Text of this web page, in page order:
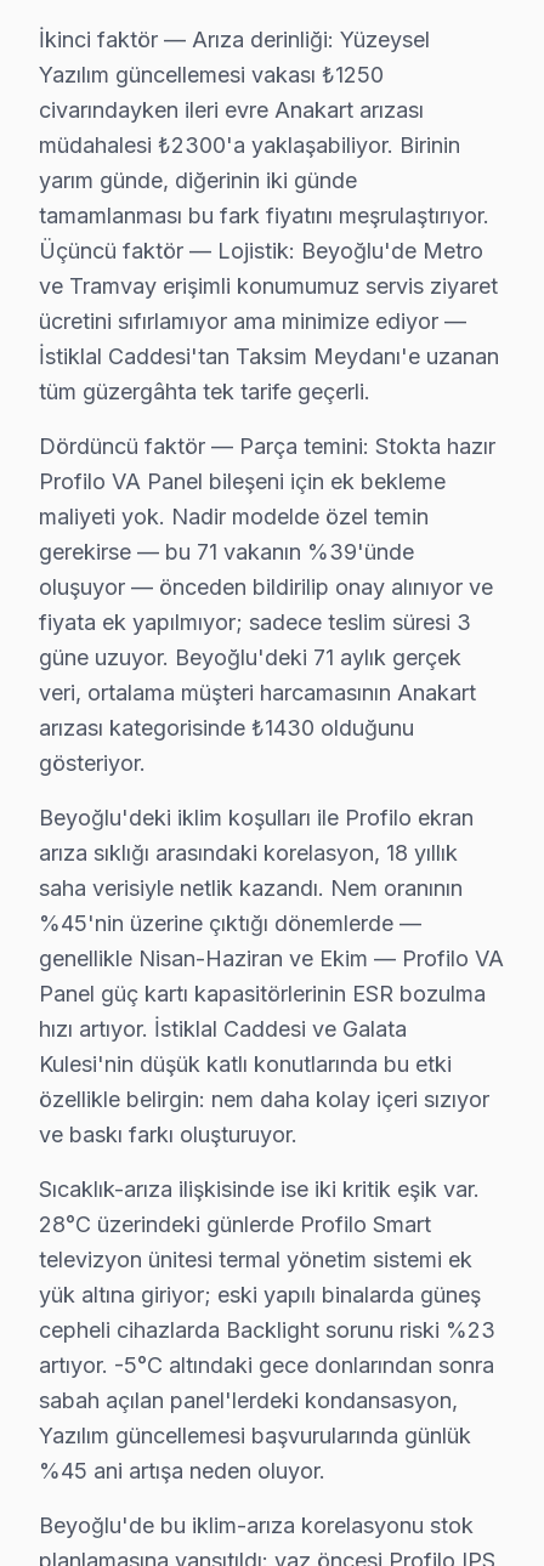
Profilo Uzman Teknisyen Ekibi — Beyoğlu
Hakan Ö. — Profilo Servis Uzmanı
14 yıllık Profilo TV tamir deneyimi. Beyoğlu ve çevre
· Profilo fabrika servis sertifikası
· Orijinal ve OEM yedek parça tedarikçisi
· 2010'dan günümüze tüm Profilo modelleri
Beyoğlu Servis İstatistikleri
· Beyoğlu'de490+Profilo TV tamiri
· Ortalama tamir süresi:2–3 iş günü
· Tüm işlemler2 yıl garantili
↑ Profilo Servis Ana Sayfası
↑ Beyoğlu TV Servis Merkezi
Beyoğlu Yakın İlçelerde Profilo Servisi
· Arnavutköy Profilo
· Avcılar Profilo
· Bağcılar Profilo
· Bahçelievler Profilo
· Bakırköy Profilo
· Başakşehir Profilo
Beyoğlu Diğer Marka Servisleri
· Beyoğlu Hi-Level
· Beyoğlu iFFALCON
· Beyoğlu Samsung
· Beyoğlu LG
· Beyoğlu Panasonic
· Beyoğlu Toshiba
Beyoğlu'de Profilo TV Servisi Hakkında
İkinci faktör — Arıza derinliği: Yüzeysel
Yazılım güncellemesi vakası ₺1250
civarındayken ileri evre Anakart arızası
müdahalesi ₺2300'a yaklaşabiliyor. Birinin
yarım günde, diğerinin iki günde
tamamlanması bu fark fiyatını meşrulaştırıyor.
Üçüncü faktör — Lojistik: Beyoğlu'de Metro
ve Tramvay erişimli konumumuz servis ziyaret
ücretini sıfırlamıyor ama minimize ediyor —
İstiklal Caddesi'tan Taksim Meydanı'e uzanan
tüm güzergâhta tek tarife geçerli.
Dördüncü faktör — Parça temini: Stokta hazır
Profilo VA Panel bileşeni için ek bekleme
maliyeti yok. Nadir modelde özel temin
gerekirse — bu 71 vakanın %39'ünde
oluşuyor — önceden bildirilip onay alınıyor ve
fiyata ek yapılmıyor; sadece teslim süresi 3
güne uzuyor. Beyoğlu'deki 71 aylık gerçek
veri, ortalama müşteri harcamasının Anakart
arızası kategorisinde ₺1430 olduğunu
gösteriyor.
Beyoğlu'deki iklim koşulları ile Profilo ekran
arıza sıklığı arasındaki korelasyon, 18 yıllık
saha verisiyle netlik kazandı. Nem oranının
%45'nin üzerine çıktığı dönemlerde —
genellikle Nisan-Haziran ve Ekim — Profilo VA
Panel güç kartı kapasitörlerinin ESR bozulma
hızı artıyor. İstiklal Caddesi ve Galata
Kulesi'nin düşük katlı konutlarında bu etki
özellikle belirgin: nem daha kolay içeri sızıyor
ve baskı farkı oluşturuyor.
Sıcaklık-arıza ilişkisinde ise iki kritik eşik var.
28°C üzerindeki günlerde Profilo Smart
televizyon ünitesi termal yönetim sistemi ek
yük altına giriyor; eski yapılı binalarda güneş
cepheli cihazlarda Backlight sorunu riski %23
artıyor. -5°C altındaki gece donlarından sonra
sabah açılan panel'lerdeki kondansasyon,
Yazılım güncellemesi başvurularında günlük
%45 ani artışa neden oluyor.
Beyoğlu'de bu iklim-arıza korelasyonu stok